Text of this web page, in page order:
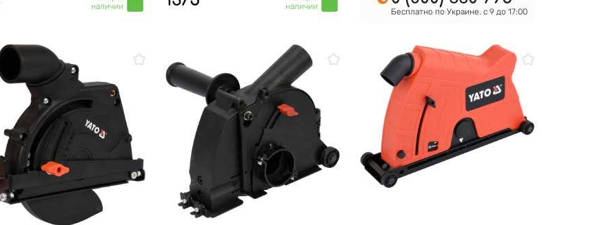
наличии
наличии
Бесплатно по Украине. с 9 до 17:00